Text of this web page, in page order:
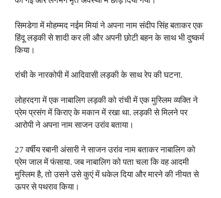
सिमडेगा में मोहम्मद नईम मियां ने अपना नाम संदीप सिंह बताकर एक
हिंदू लड़की से शादी कर ली और अपनी छोटी बहन के साथ भी दुष्कर्म
किया।
रांची के नारकोपी में आदिवासी लड़की के साथ रेप की घटना.
लोहरदगा में एक नाबालिग लड़की को रांची में एक मुस्लिम व्यक्ति ने
प्रेम प्रसंग में किराए के मकान में रखा था. लड़की से मिलने पर
आरोपी ने अपना नाम साजन उरांव बताया।
27 वर्षीय रबानी अंसारी ने साजन उरांव नाम बताकर नाबालिग को
प्रेम जाल में फंसाया. जब नाबालिग को पता चला कि वह आदमी
मुस्लिम है, तो उसने उसे कुएं में धकेल दिया और मारने की नीयत से
ऊपर से पथराव किया।